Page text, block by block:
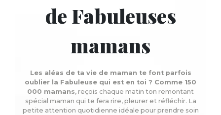
de Fabuleuses
mamans
Les aléas de ta vie de maman te font parfois
oublier la Fabuleuse qui est en toi ? Comme 150
000 mamans, reçois chaque matin ton remontant
spécial maman qui te fera rire, pleurer et réfléchir. La
petite attention quotidienne idéale pour prendre soin